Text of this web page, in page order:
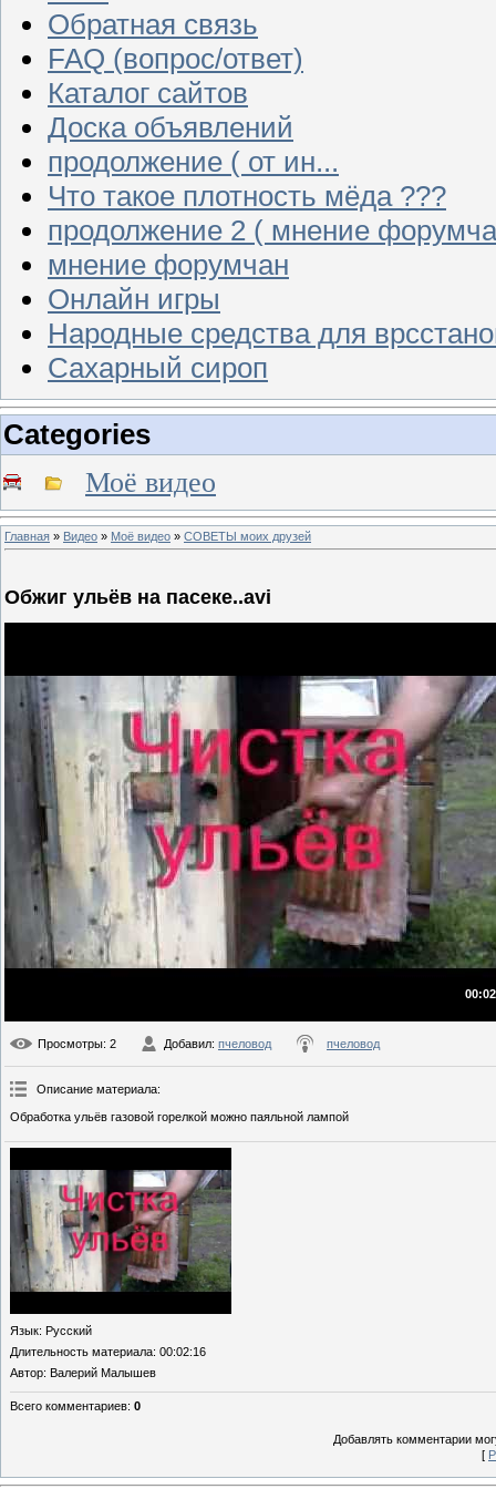
Обратная связь
FAQ (вопрос/ответ)
Каталог сайтов
Доска объявлений
продолжение ( от ин...
Что такое плотность мёда ???
продолжение 2 ( мнение
мнение форумчан
Онлайн игры
Народные средства для
Сахарный сироп
Categories
Моё видео
Главная » Видео » Моё видео » СОВЕТЫ моих друзей
Обжиг ульёв на пасеке..avi
Просмотры: 2 Добавил: пчеловод пчеловод
Описание материала:
Обработка ульёв газовой горелкой можно паяльной лампой
Язык: Русский
Длительность материала: 00:02:16
Автор: Валерий Малышев
Всего комментариев: 0
Добавлять комментарии
[